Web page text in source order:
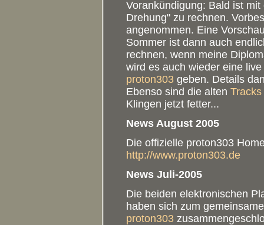
Vorankündigung: Bald ist
Drehung" zu rechnen.
angenommen. Eine
Sommer ist dann auch
rechnen, wenn meine
wird es auch wieder eine
proton303 geben. Details
Ebenso sind die alten Tracks
Klingen jetzt fetter...
News August 2005
Die offizielle proton303
http://www.proton303.de
News Juli-2005
Die beiden elektronischen
haben sich zum
proton303